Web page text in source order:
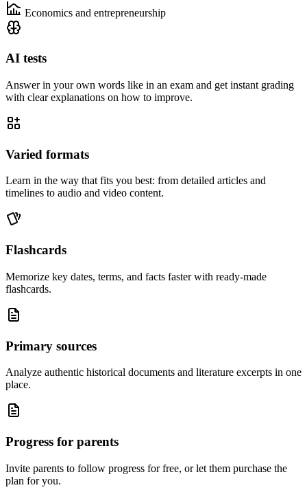
Economics and entrepreneurship
AI tests
Answer in your own words like in an exam and get instant grading
with clear explanations on how to improve.
Varied formats
Learn in the way that fits you best: from detailed articles and
timelines to audio and video content.
Flashcards
Memorize key dates, terms, and facts faster with ready-made
flashcards.
Primary sources
Analyze authentic historical documents and literature excerpts in one
place.
Progress for parents
Invite parents to follow progress for free, or let them purchase the
plan for you.